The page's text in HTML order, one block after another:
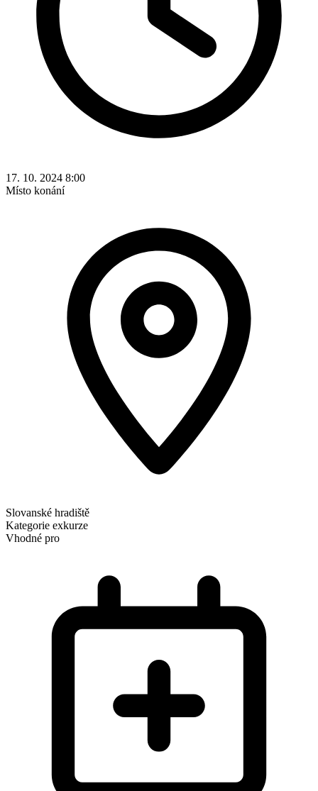
17. 10. 2024 8:00
Místo konání
Slovanské hradiště
Kategorie exkurze
Vhodné pro